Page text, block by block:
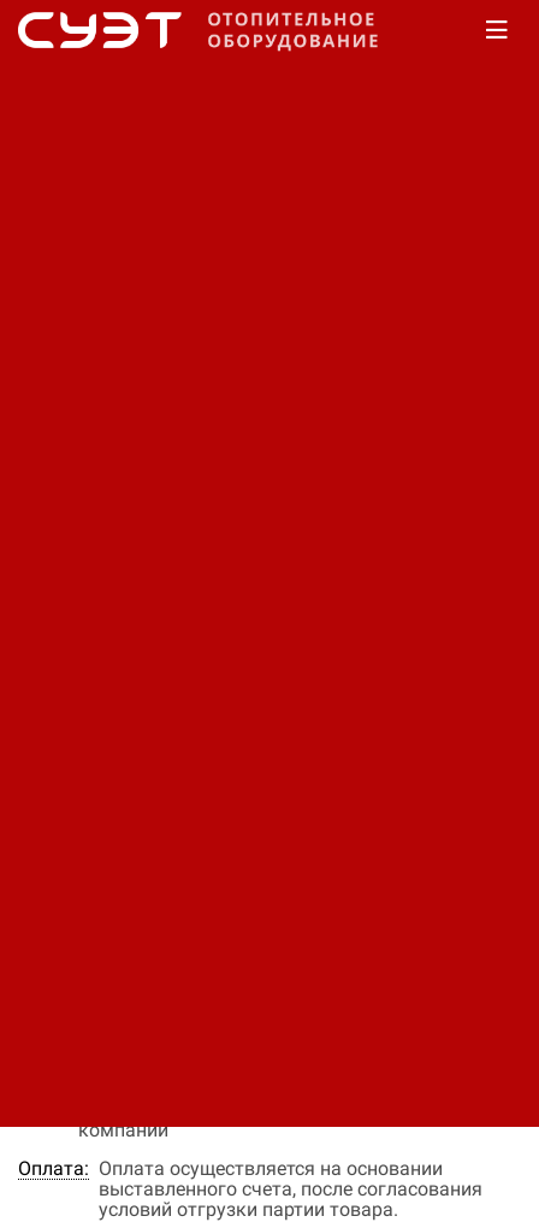
компании
Оплата: Оплата осуществляется на основании
выставленного счета, после согласования
условий отгрузки партии товара.